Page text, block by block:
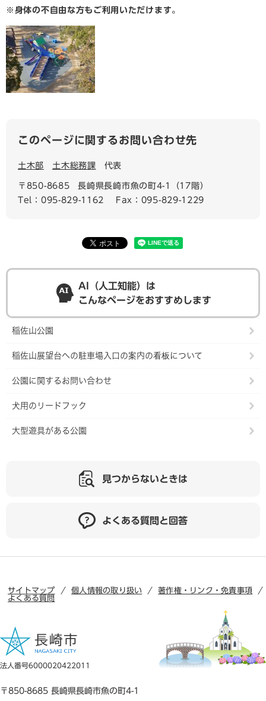
※身体の不自由な方もご利用いただけます。
このページに関するお問い合わせ先
土木部 土木総務課 代表
〒850-8685
長崎県長崎市魚の町4-1（17階）
Tel：095-829-1162
Fax：095-829-1229
AI（人工知能）は
こんなページをおすすめします
稲佐山公園
稲佐山展望台への駐車場入口の案内の看板について
公園に関するお問い合わせ
犬用のリードフック
大型遊具がある公園
見つからないときは
よくある質問と回答
サイトマップ 個人情報の取り扱い
著作権・リンク・免責事項
よくある質問
法人番号6000020422011
〒850-8685 長崎県長崎市魚の町4-1